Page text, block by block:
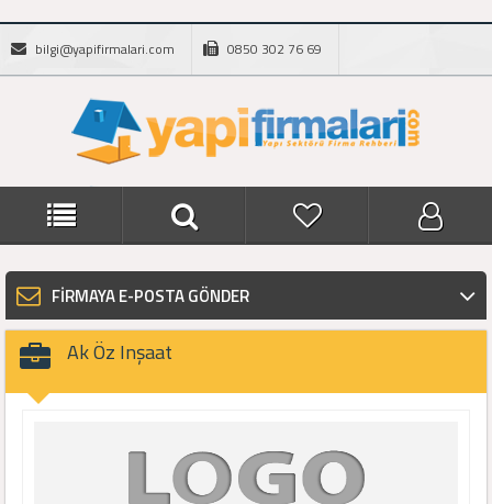
bilgi@yapifirmalari.com 0850 302 76 69
FİRMAYA E-POSTA GÖNDER
Ak Öz Inşaat